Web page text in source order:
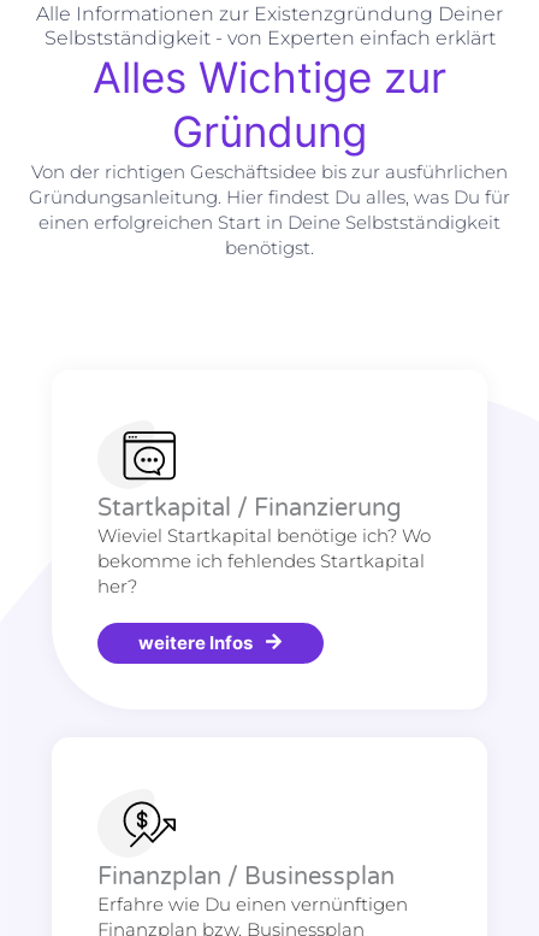
Alle Informationen zur Existenzgründung Deiner
Selbstständigkeit - von Experten einfach erklärt
Alles Wichtige zur
Gründung
Von der richtigen Geschäftsidee bis zur ausführlichen
Gründungsanleitung. Hier findest Du alles, was Du für
einen erfolgreichen Start in Deine Selbstständigkeit
benötigst.
Startkapital / Finanzierung
Wieviel Startkapital benötige ich? Wo
bekomme ich fehlendes Startkapital
her?
weitere Infos
Finanzplan / Businessplan
Erfahre wie Du einen vernünftigen
Finanzplan bzw. Businessplan